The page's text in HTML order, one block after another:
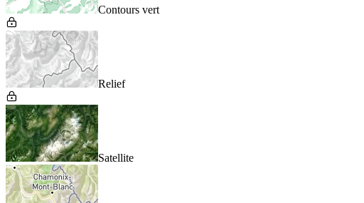
Contours vert
Relief
Satellite